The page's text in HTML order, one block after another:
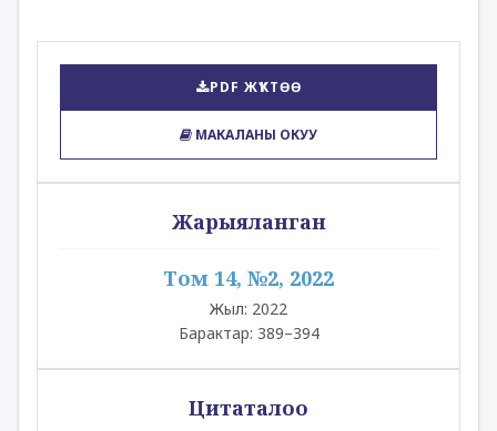
PDF ЖҮКТӨӨ
МАКАЛАНЫ ОКУУ
Жарыяланган
Том 14, №2, 2022
Жыл: 2022
Барактар: 389–394
Цитаталоо